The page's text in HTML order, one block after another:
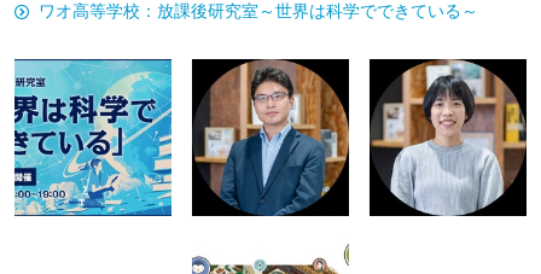
ワオ高等学校：放課後研究室～世界は科学でできている～